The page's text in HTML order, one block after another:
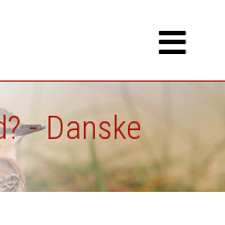
- Danske